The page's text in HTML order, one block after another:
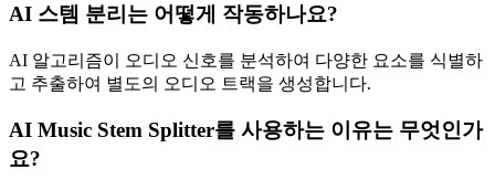
AI 스템 분리는 어떻게 작동하나요?
AI 알고리즘이 오디오 신호를 분석하여 다양한 요소를 식별하
고 추출하여 별도의 오디오 트랙을 생성합니다.
AI Music Stem Splitter를 사용하는 이유는 무엇인가
요?